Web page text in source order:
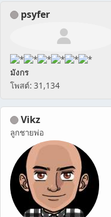
psyfer
มังกร
โพสต์: 31,134
Vikz
ลูกชายพ่อ